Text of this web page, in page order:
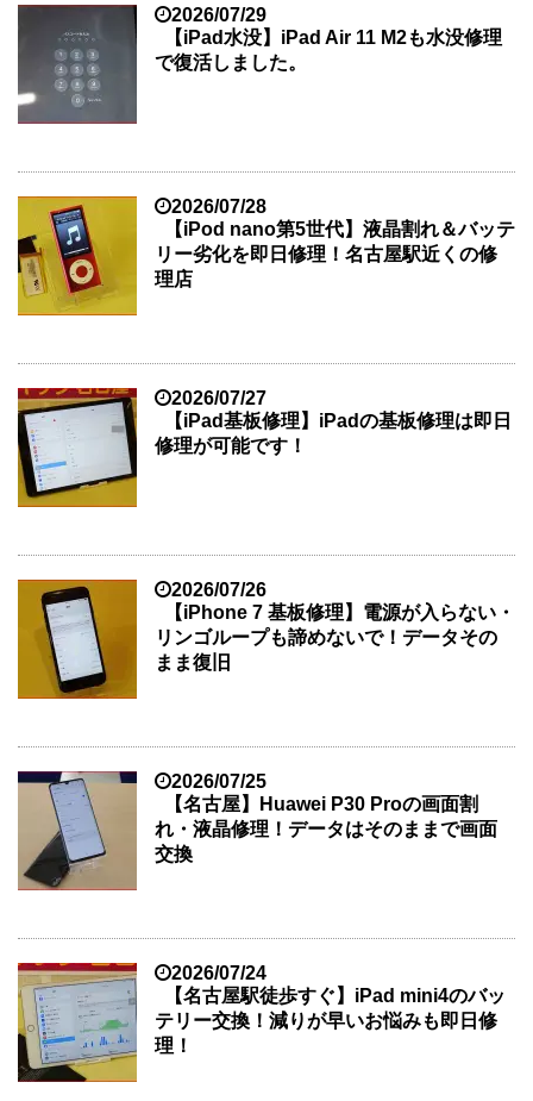
2026/07/29
【iPad水没】iPad Air 11 M2も水没修理
で復活しました。
2026/07/28
【iPod nano第5世代】液晶割れ＆バッテ
リー劣化を即日修理！名古屋駅近くの修
理店
2026/07/27
【iPad基板修理】iPadの基板修理は即日
修理が可能です！
2026/07/26
【iPhone 7 基板修理】電源が入らない・
リンゴループも諦めないで！データその
まま復旧
2026/07/25
【名古屋】Huawei P30 Proの画面割
れ・液晶修理！データはそのままで画面
交換
2026/07/24
【名古屋駅徒歩すぐ】iPad mini4のバッ
テリー交換！減りが早いお悩みも即日修
理！